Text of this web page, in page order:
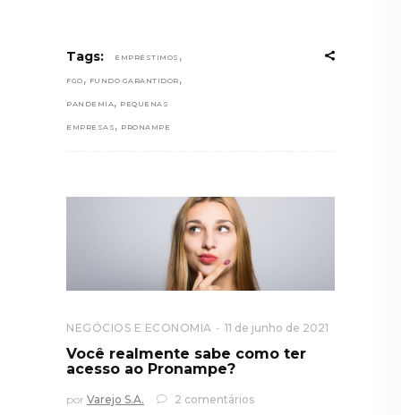
Tags: EMPRÉSTIMOS ,
FGO , FUNDO GARANTIDOR ,
PANDEMIA , PEQUENAS
EMPRESAS , PRONAMPE
NEGÓCIOS E ECONOMIA 11 de junho de 2021
Você realmente sabe como ter
acesso ao Pronampe?
por Varejo S.A. 2 comentários